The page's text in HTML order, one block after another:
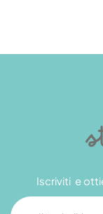
Iscriviti e